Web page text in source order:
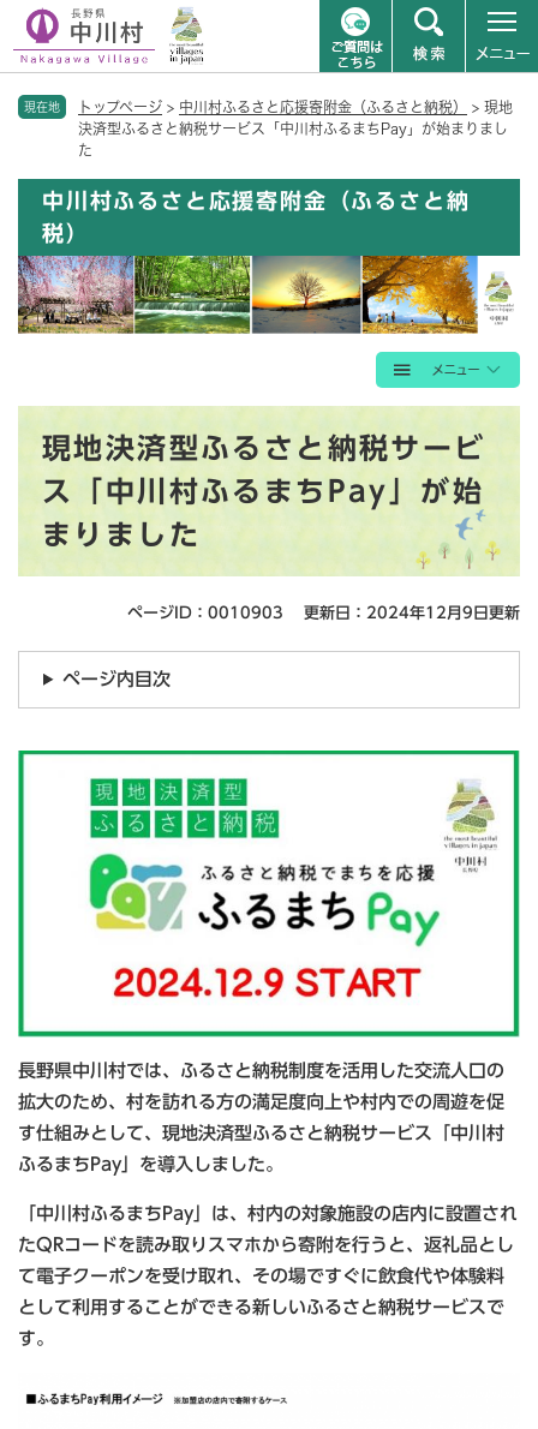
現在地 トップページ > 中川村ふるさと応援寄附金（ふるさと納税） > 現地
決済型ふるさと納税サービス「中川村ふるまちPay」が始まりまし
た
中川村ふるさと応援寄附金（ふるさと納
税）
現地決済型ふるさと納税サービ
ス「中川村ふるまちPay」が始
まりました
ページID：0010903 更新日：2024年12月9日更新
ページ内目次
長野県中川村では、ふるさと納税制度を活用した交流人口の
拡大のため、村を訪れる方の満足度向上や村内での周遊を促
す仕組みとして、現地決済型ふるさと納税サービス「中川村
ふるまちPay」を導入しました。
「中川村ふるまちPay」は、村内の対象施設の店内に設置され
たQRコードを読み取りスマホから寄附を行うと、返礼品とし
て電子クーポンを受け取れ、その場ですぐに飲食代や体験料
として利用することができる新しいふるさと納税サービスで
す。